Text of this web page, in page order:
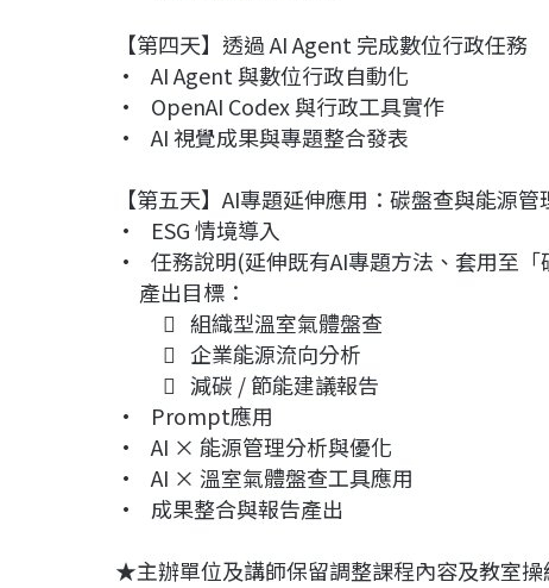
【第四天】透過 AI Agent 完成數位行政任務
• AI Agent 與數位行政自動化
• OpenAI Codex 與行政工具實作
• AI 視覺成果與專題整合發表
【第五天】AI專題延伸應用：碳盤查與能源管
• ESG 情境導入
• 任務說明(延伸既有AI專題方法、套用至「
產出目標：
 組織型溫室氣體盤查
 企業能源流向分析
 減碳 / 節能建議報告
• Prompt應用
• AI × 能源管理分析與優化
• AI × 溫室氣體盤查工具應用
• 成果整合與報告產出
★主辦單位及講師保留調整課程內容及教室操